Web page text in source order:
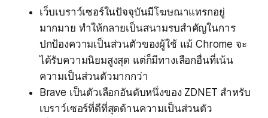
เว็บเบราว์เซอร์ในปัจจุบันมีโฆษณาแทรกอยู่
มากมาย ทำให้กลายเป็นสนามรบสำคัญในการ
ปกป้องความเป็นส่วนตัวของผู้ใช้ แม้ Chrome จะ
ได้รับความนิยมสูงสุด แต่ก็มีทางเลือกอื่นที่เน้น
ความเป็นส่วนตัวมากกว่า
Brave เป็นตัวเลือกอันดับหนึ่งของ ZDNET สำหรับ
เบราว์เซอร์ที่ดีที่สุดด้านความเป็นส่วนตัว